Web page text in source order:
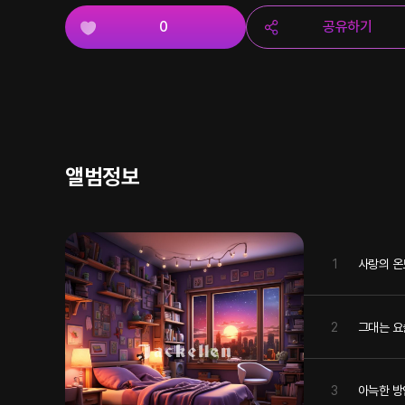
0 공유하기
앨범정보
1 사랑의 온
2 그대는 요
3 아늑한 방